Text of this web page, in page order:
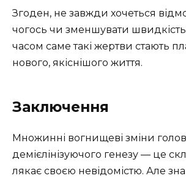
Згоден, не завжди хочеться
чогось чи зменшувати
часом саме такі жертви стають
нового, якіснішого життя.
Заключення
Множинні вогнищеві зміни
демієлінізуючого генезу — це
лякає своєю невідомістю. Але